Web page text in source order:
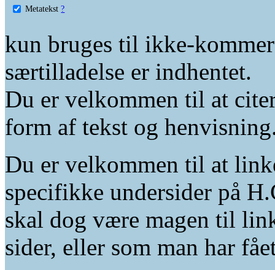
Metatekst ?
kun bruges til ikke-
særtilladelse er indhentet.
Du er velkommen til at
form af tekst og
Du er velkommen til at
specifikke undersider på
skal dog være magen til
sider, eller som man har